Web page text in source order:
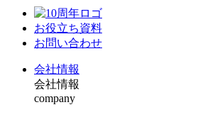
お役⽴ち資料
お問い合わせ
会社情報
会社情報
company